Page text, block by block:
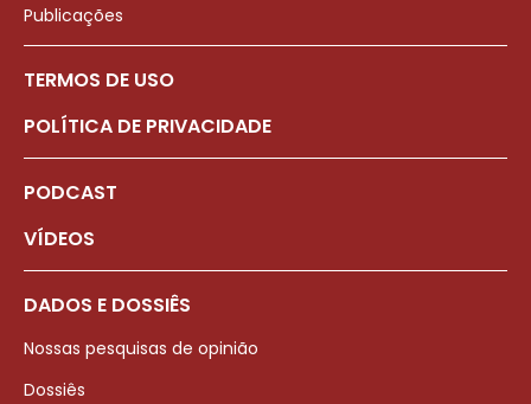
Publicações
TERMOS DE USO
POLÍTICA DE PRIVACIDADE
PODCAST
VÍDEOS
DADOS E DOSSIÊS
Nossas pesquisas de opinião
Dossiês